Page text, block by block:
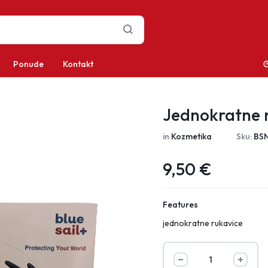
Ponude Kontakt
Jednokratne
in Kozmetika Sku:
9,50 €
Features
jednokratne rukavice